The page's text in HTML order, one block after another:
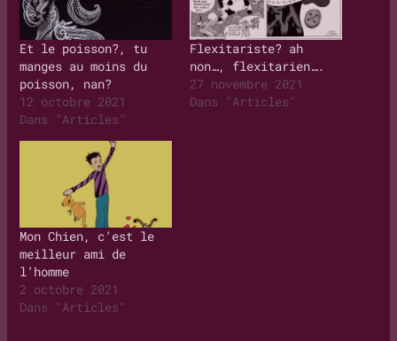
Et le poisson?, tu
manges au moins du
poisson, nan?
12 octobre 2021
Dans "Articles"
Flexitariste? ah
non…, flexitarien….
27 novembre 2021
Dans "Articles"
Mon Chien, c’est le
meilleur ami de
l’homme
2 octobre 2021
Dans "Articles"